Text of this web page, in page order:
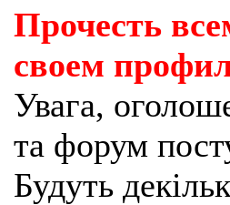
Прочесть
своем
Увага,
та форум
Будуть